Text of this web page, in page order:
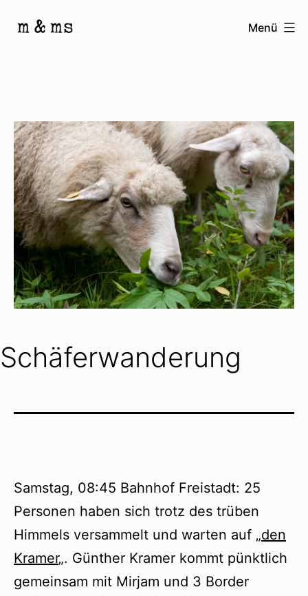
Inhalt
&
Ms
Menü
Schäferwanderung
Samstag, 08:45 Bahnhof Freistadt: 25
Personen haben sich trotz des trüben
Himmels versammelt und warten auf „den
Kramer„. Günther Kramer kommt pünktlich
gemeinsam mit Mirjam und 3 Border